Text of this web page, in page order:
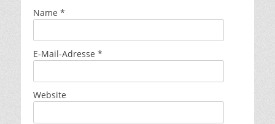
Name *
E-Mail-Adresse *
Website